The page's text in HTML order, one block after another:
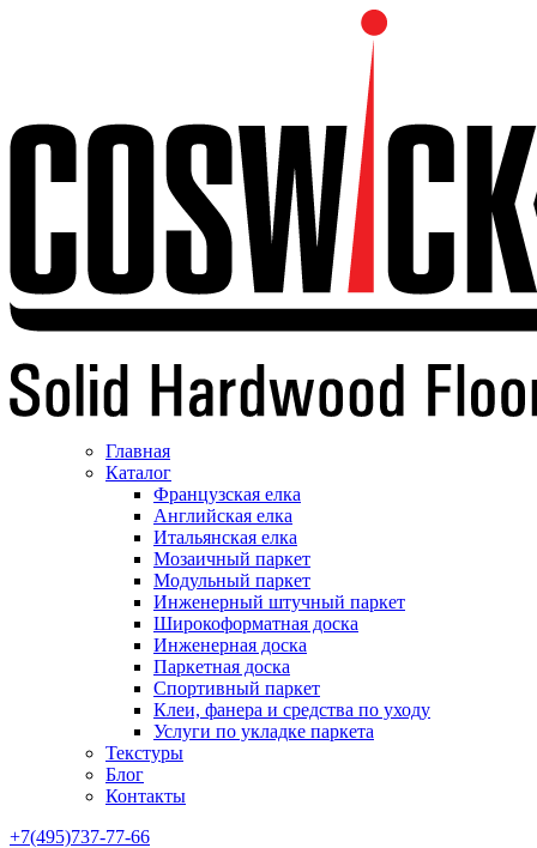
Главная
Каталог
Французская елка
Английская елка
Итальянская елка
Мозаичный паркет
Модульный паркет
Инженерный штучный паркет
Широкоформатная доска
Инженерная доска
Паркетная доска
Спортивный паркет
Клеи, фанера и средства по уходу
Услуги по укладке паркета
Текстуры
Блог
Контакты
+7(495)737-77-66